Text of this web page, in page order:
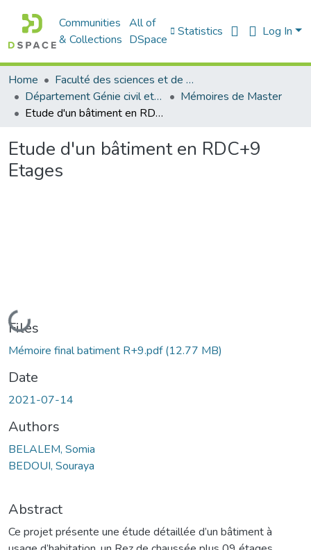
Communities
& Collections
All of
DSpace
Statistics Log In
Home
Faculté des sciences et de la technologie
Département Génie civil et Architecture
Mémoires de Master
Etude d'un bâtiment en RDC+9 Etages
Etude d'un bâtiment en RDC+9
Etages
Loading...
Files
Mémoire final batiment R+9.pdf(12.77 MB)
Date
2021-07-14
Authors
BELALEM, Somia
BEDOUI, Souraya
Abstract
Ce projet présente une étude détaillée d’un bâtiment à